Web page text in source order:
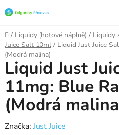
na
obsah
Domů
/ Liquidy (hotové náplně) / Liquidy
Juice Salt 10ml / Liquid Just Juice
(Modrá malina)
Liquid Just
11mg: Blue
(Modrá
Značka: Just Juice